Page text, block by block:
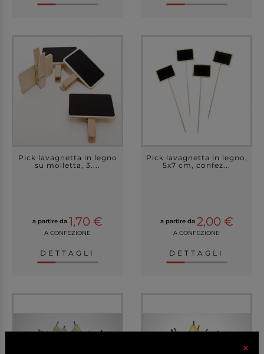
Pick lavagnetta in legno
su molletta, 3....
a partire da 1,70 €
A CONFEZIONE
DETTAGLI
Pick lavagnetta in legno,
5x7 cm, confez...
a partire da 2,00 €
A CONFEZIONE
DETTAGLI
×